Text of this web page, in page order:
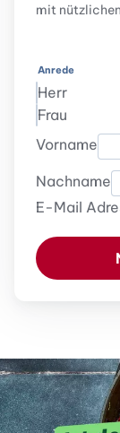
mit
Anrede
Herr
Frau
Vorname
Nachname
E-Mail